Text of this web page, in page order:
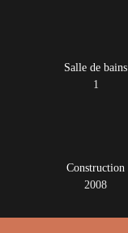
Salle de bains
1
Construction
2008